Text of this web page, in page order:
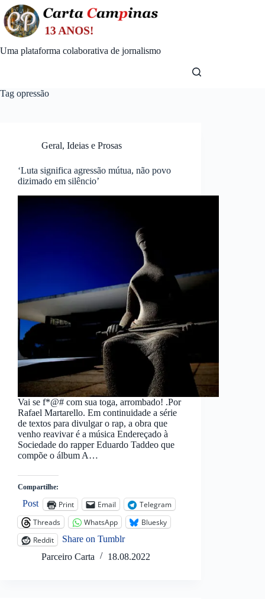
Skip
to
content
Uma plataforma colaborativa de jornalismo
Tag opressão
Geral, Ideias e Prosas
‘Luta significa agressão mútua, não povo
dizimado em silêncio’
Vai se f*@# com sua toga, arrombado! .Por
Rafael Martarello. Em continuidade a série
de textos para divulgar o rap, a obra que
venho reavivar é a música Endereçado à
Sociedade do rapper Eduardo Taddeo que
compõe o álbum A…
Compartilhe:
Post Print Email
Telegram
Threads
WhatsApp
Bluesky
Reddit
Share on Tumblr
Parceiro Carta
18.08.2022